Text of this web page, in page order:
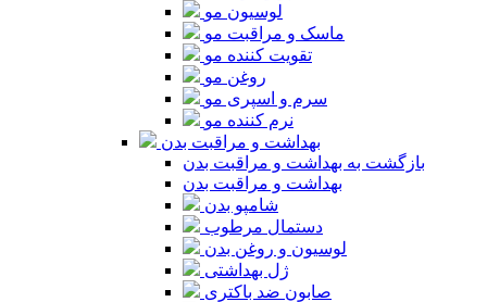
لوسیون مو
ماسک و مراقبت مو
تقویت کننده مو
روغن مو
سرم و اسپری مو
نرم کننده مو
بهداشت و مراقبت بدن
بازگشت به بهداشت و مراقبت بدن
بهداشت و مراقبت بدن
شامپو بدن
دستمال مرطوب
لوسیون و روغن بدن
ژل بهداشتی
صابون ضد باکتری